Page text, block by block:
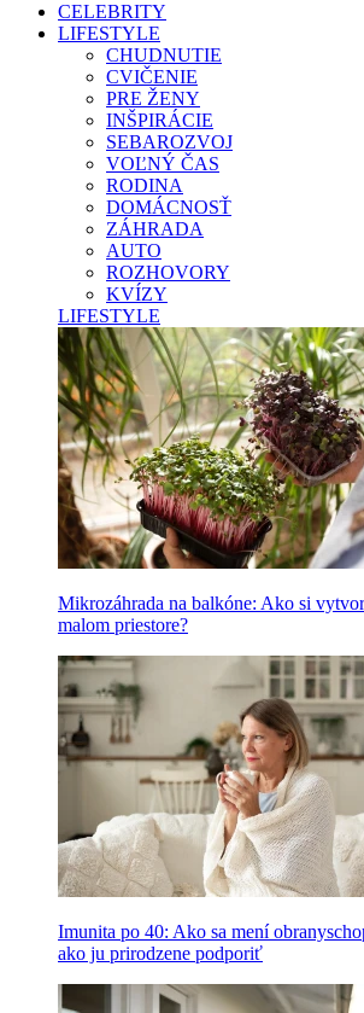
CELEBRITY
LIFESTYLE
CHUDNUTIE
CVIČENIE
PRE ŽENY
INŠPIRÁCIE
SEBAROZVOJ
VOĽNÝ ČAS
RODINA
DOMÁCNOSŤ
ZÁHRADA
AUTO
ROZHOVORY
KVÍZY
LIFESTYLE
Mikrozáhrada na balkóne: Ako si
malom priestore?
Imunita po 40: Ako sa mení
ako ju prirodzene podporiť